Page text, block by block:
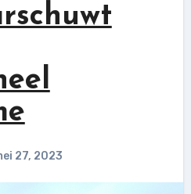
27, 2023